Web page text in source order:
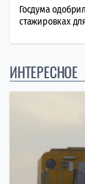
Госдума
стажировках
ИНТЕРЕСНОЕ